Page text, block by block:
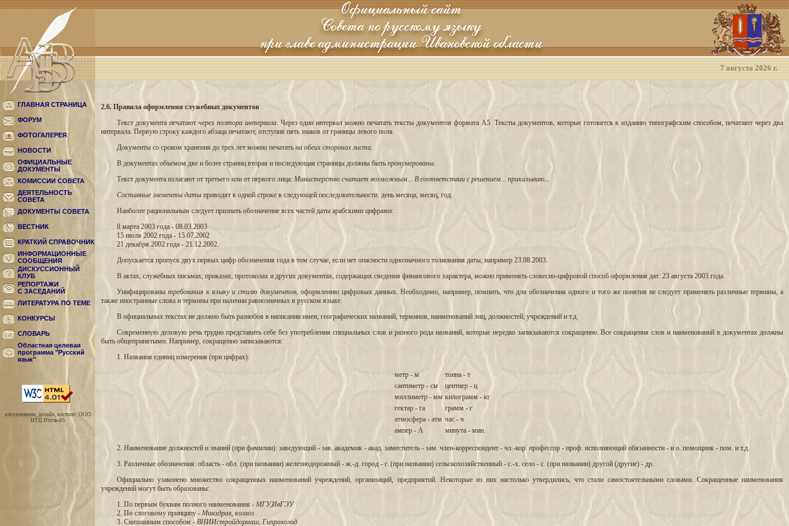
7 августа 2026 г.
ГЛАВНАЯ СТРАНИЦА
ФОРУМ
ФОТОГАЛЕРЕЯ
НОВОСТИ
ОФИЦИАЛЬНЫЕ
ДОКУМЕНТЫ
КОМИССИИ СОВЕТА
ДЕЯТЕЛЬНОСТЬ
СОВЕТА
ДОКУМЕНТЫ СОВЕТА
ВЕСТНИК
КРАТКИЙ СПРАВОЧНИК
ИНФОРМАЦИОННЫЕ
СООБЩЕНИЯ
ДИСКУССИОННЫЙ
КЛУБ
РЕПОРТАЖИ
С ЗАСЕДАНИЙ
ЛИТЕРАТУРА ПО ТЕМЕ
КОНКУРСЫ
СЛОВАРЬ
Областная целевая
программа "Русский
язык"
изготовление, дизайн, хостинг: ООО
НТЦ Итиль-95
2.6. Правила оформления служебных документов
Текст документа печатают через полтора интервала. Через один интервал можно печатать тексты документов формата А5. Тексты документов, которые готовятся к изданию типографским способом, печатают через два
интервала. Первую строку каждого абзаца печатают, отступив пять знаков от границы левого поля.
Документы со сроком хранения до трех лет можно печатать на обеих сторонах листа.
В документах объемом две и более страниц вторая и последующая страницы должны быть пронумерованы.
Текст документа излагают от третьего или от первого лица: Министерство считает возможным... В соответствии с решением... приказываю...
Составные элементы даты приводят в одной строке в следующей последовательности: день месяца, месяц, год.
Наиболее рациональным следует признать обозначение всех частей даты арабскими цифрами:
8 марта 2003 года - 08.03.2003
15 июля 2002 года - 15.07.2002
21 декабря 2002 года - 21.12.2002.
Допускается пропуск двух первых цифр обозначения года в том случае, если нет опасности однозначного толкования даты, например 23.08.2003.
В актах, служебных письмах, приказах, протоколах и других документах, содержащих сведения финансового характера, можно применять словесно-цифровой способ оформления дат: 23 августа 2003 года.
Унифицированы требования к языку и стилю документов,оформлению цифровых данных. Необходимо, например, помнить, что для обозначения одного и того же понятия не следует применять различные термины, а
также иностранные слова и термины при наличии равнозначных в русском языке.
В официальных текстах не должно быть разнобоя в написании имен, географических названий, терминов, наименований лиц, должностей, учреждений и т.д.
Современную деловую речь трудно представить себе без употребления специальных слов и разного рода названий, которые нередко записываются сокращенно. Все сокращения слов и наименований в документах должны
быть общепринятыми. Например, сокращенно записываются:
1. Названия единиц измерения (при цифрах):
метр - м
тонна - т
сантиметр - см
центнер - ц
миллиметр - мм килограмм - кг
гектар - га
грамм - г
атмосфера - атм час - ч
ампер - А
минута - мин.
2. Наименование должностей и званий (при фамилии): заведующий - зав. академик - акад. заместитель - зам. член-корреспондент - чл.-кор. профессор - проф. исполняющий обязанности - и.о. помощник - пом. и т.д.
3. Различные обозначения: область - обл. (при названии) железнодорожный - ж.-д. город - г. (при названии) сельскохозяйственный - с.-х. село - с. (при названии) другой (другие) - др.
Официально узаконено множество сокращенных наименований учреждений, организаций, предприятий. Некоторые из них настолько утвердились, что стали самостоятельными словами. Сокращенные наименования
учреждений могут быть образованы:
1. По первым буквам полного наименования - МГУ,ИвГЭУ
2. По слоговому принципу - Минздрав, колхоз
3. Смешанным способом - ВНИИстройдормаш, Гипрохолод